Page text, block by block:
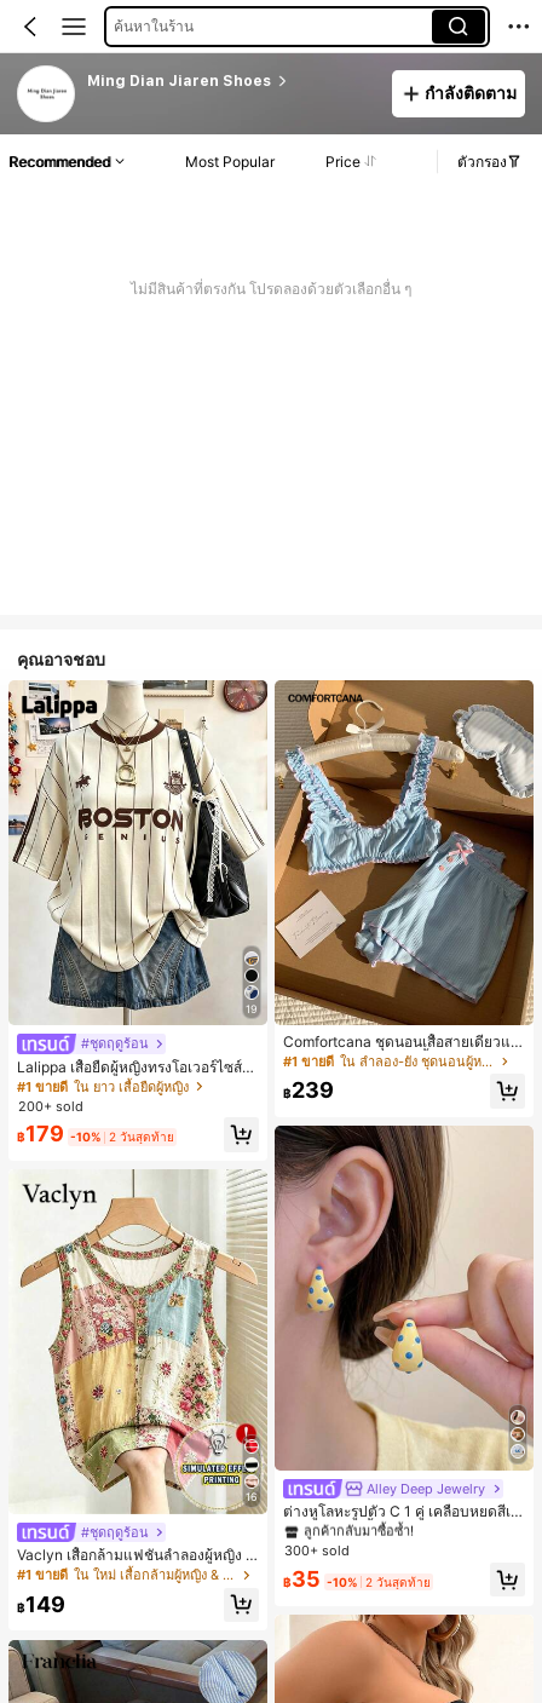
ค้นหาในร้าน
Ming Dian Jiaren Shoes
กำลังติดตาม
Recommended Most Popular Price ตัวกรอง
ไม่มีสินค้าที่ตรงกัน โปรดลองด้วยตัวเลือกอื่น ๆ
คุณอาจชอบ
19
#ชุดฤดูร้อน
Lalippa เสื้อยืดผู้หญิงทรงโอเวอร์ไซส์ค
วามยาวกลาง คอกลม ไหล่ตก ลายพิมพ์
ตัวอักษรและลายทางแนวตั้ง สไตล์แฟชั่
นมินิมอล ของขวัญให้เพื่อน
#1 ขายดี ใน ยาว เสื้อยืดผู้หญิง
200+ sold
฿179 -10% 2 วันสุดท้าย
16
#ชุดฤดูร้อน
Vaclyn เสื้อกล้ามแฟชั่นลำลองผู้หญิง ล
ายแพตช์เวิร์ก แขนกุด คอกลม ติดกระดุ
#1 ขายดี ใน ใหม่ เสื้อกล้ามผู้หญิง & Camis
฿149
Comfortcana ชุดนอนเสื้อสายเดี่ยวแต่
งระบายและกางเกงขาสั้นสำหรับผู้หญิง
#1 ขายดี ใน ลำลอง-ยัง ชุดนอนผู้หญิง
฿239
Alley Deep Jewelry
ต่างหูโลหะรูปตัว C 1 คู่ เคลือบหยดสีเห
ลือง ลายจุดสีน้ำเงิน สไตล์ยุโรปและอเม
ริกัน แฟชั่นส่วนตัว หวานและสง่างาม
ดินทาง งานแต่งงาน ปาร์ตี้ วันเกิด ของ
#1 ขายดี ใน โบโฮ ต่างหูผู้หญิง
ลูกค้ากลับมาซื้อซ้ำ!
#1 ขายดี ใน โบโฮ ต่างหูผู้หญิง
ลูกค้ากลับมาซื้อซ้ำ!
#1 ขายดี ใน โบโฮ ต่างหูผู้หญิง
ลูกค้ากลับมาซื้อซ้ำ!
#1 ขายดี
ใน โบโฮ ต่างหูผู้หญิง
300+ sold
฿35 -10% 2 วันสุดท้าย